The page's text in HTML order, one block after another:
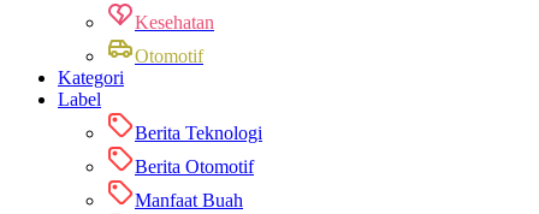
Kesehatan
Otomotif
Kategori
Label
Berita Teknologi
Berita Otomotif
Manfaat Buah